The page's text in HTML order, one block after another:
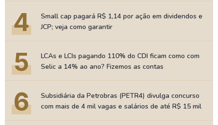
4
Small cap pagará R$ 1,14 por ação em dividendos e
JCP; veja como garantir
5
LCAs e LCIs pagando 110% do CDI ficam como com
Selic a 14% ao ano? Fizemos as contas
6
Subsidiária da Petrobras (PETR4) divulga concurso
com mais de 4 mil vagas e salários de até R$ 15 mil